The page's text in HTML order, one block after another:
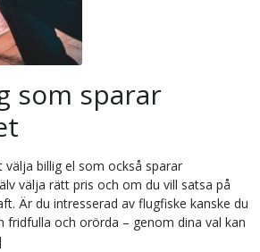
som sparar
billig el som också sparar
välja rätt pris och om du vill satsa på
Är du intresserad av flugfiske kanske du
fridfulla och orörda – genom dina val kan